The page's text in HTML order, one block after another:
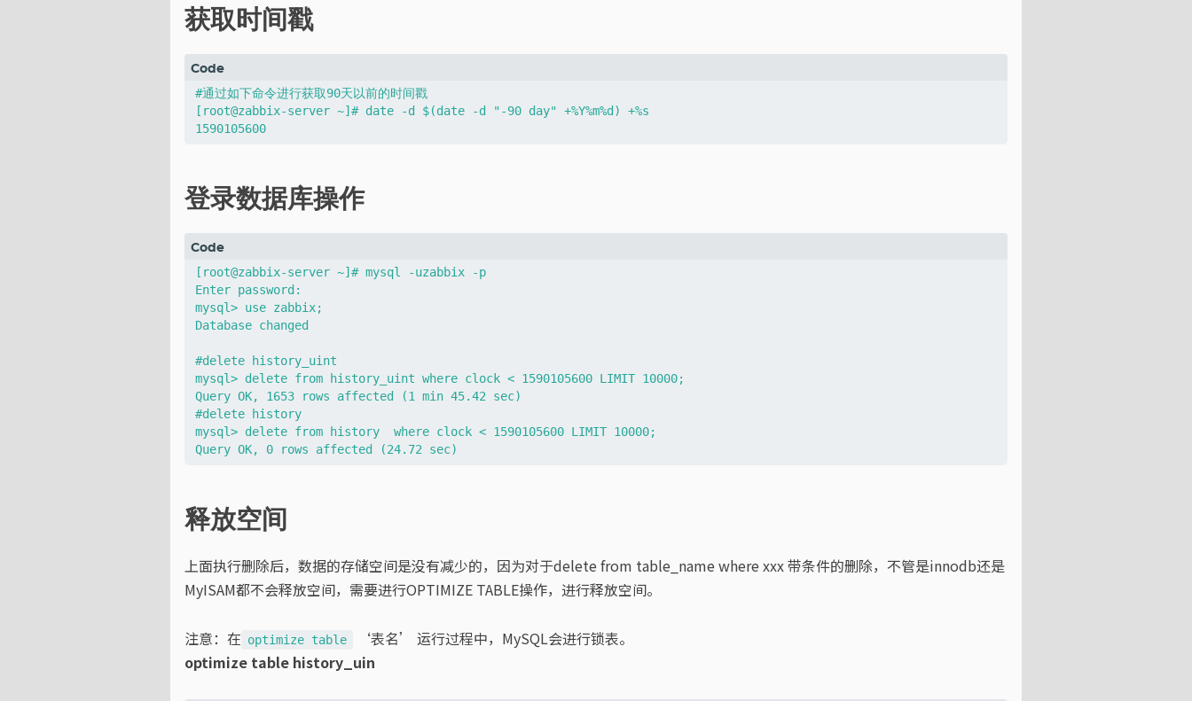
获取时间戳
#通过如下命令进行获取90天以前的时间戳
[root@zabbix-server ~]# date -d $(date -d "-90 day" +%Y%m%d) +%s
登录数据库操作
[root@zabbix-server ~]# mysql -uzabbix -p
Enter password:
mysql> use zabbix;
Database changed
#delete history_uint
mysql> delete from history_uint where clock < 1590105600 LIMIT 10000;
Query OK, 1653 rows affected (1 min 45.42 sec)
#delete history
mysql> delete from history  where clock < 1590105600 LIMIT 10000;
释放空间
上面执行删除后，数据的存储空间是没有减少的，因为对于delete from table_name where xxx 带条件的删除，不管是innodb还是
MyISAM都不会释放空间，需要进行OPTIMIZE TABLE操作，进行释放空间。
注意：在 optimize table
‘表名’ 运行过程中，MySQL会进行锁表。
optimize table history_uin